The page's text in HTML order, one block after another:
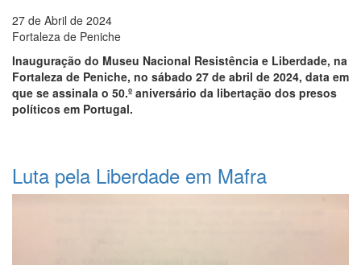
27 de Abril de 2024
Fortaleza de Peniche
Inauguração do Museu Nacional Resistência e Liberdade, na
Fortaleza de Peniche, no sábado 27 de abril de 2024, data em
que se assinala o 50.º aniversário da libertação dos presos
políticos em Portugal.
Luta pela Liberdade em Mafra